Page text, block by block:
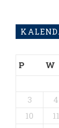
P
W
3
4
10
11